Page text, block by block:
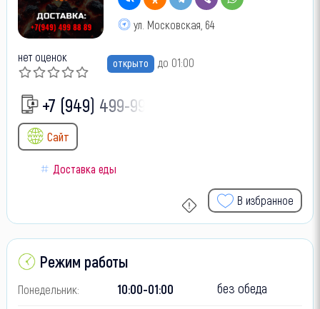
ул. Московская, 64
нет оценок открыто до 01:00
+7 (949) 499-99-
Сайт
Доставка еды
В избранное
Режим работы
Понедельник: 10:00-01:00 без обеда